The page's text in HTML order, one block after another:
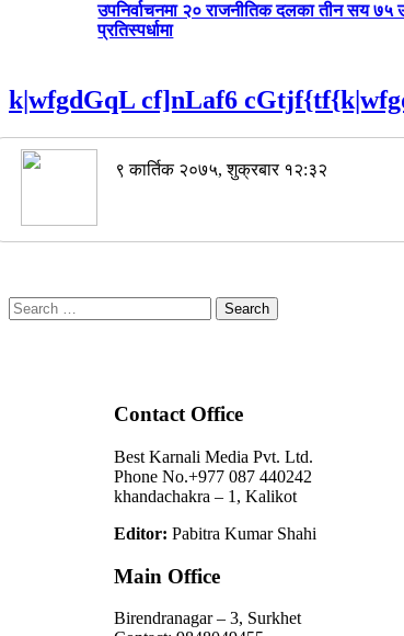
उपनिर्वाचनमा २० राजनीतिक दलका तीन सय ७५
प्रतिस्पर्धामा
k|wfgdGqL cf]nLaf6
९ कार्तिक २०७५, शुक्रबार १२:३२
Search
for:
Contact Office
Best Karnali Media Pvt. Ltd.
Phone No.+977 087 440242
khandachakra – 1, Kalikot
Editor: Pabitra Kumar Shahi
Main Office
Birendranagar – 3, Surkhet